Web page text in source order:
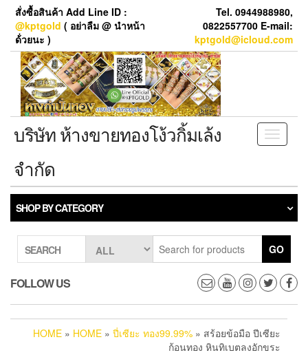
Skip
content
สั่งซื้อสินค้า Add Line ID :
@kptgold ( อย่าลืม @ นำหน้า
ด้่วยนะ )
Tel. 0944988980,
0822557700 E-mail:
kptgold@icloud.com
Toggle
บริษัท ห้างขายทองโง้วกิ้มเล้ง
จำกัด
SHOP BY CATEGORY
SEARCH GO
FOLLOW US
HOME » HOME » ปี่เซียะ ทอง99.99% » สร้อยข้อมือ ปีเซียะ
ก้อนทอง หินทิเบตลงอักขระ